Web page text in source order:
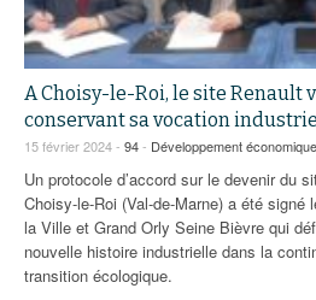
A Choisy-le-Roi, le site Renault
conservant sa vocation
15 février 2024 - 94- Développement économique
Un protocole d’accord sur le devenir du
Choisy-le-Roi (Val-de-Marne) a été signé
la Ville et Grand Orly Seine Bièvre qui
nouvelle histoire industrielle dans la
transition écologique.